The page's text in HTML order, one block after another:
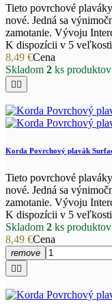
Tieto povrchové
nové. Jedná sa
zamotanie. Vývoju
K dispozícii v 5
8,49 €Cena
Skladom 2 ks produktov
 
Korda Povrchový plavák
Tieto povrchové
nové. Jedná sa
zamotanie. Vývoju
K dispozícii v 5
Skladom 2 ks produktov
8,49 €Cena
remove
 